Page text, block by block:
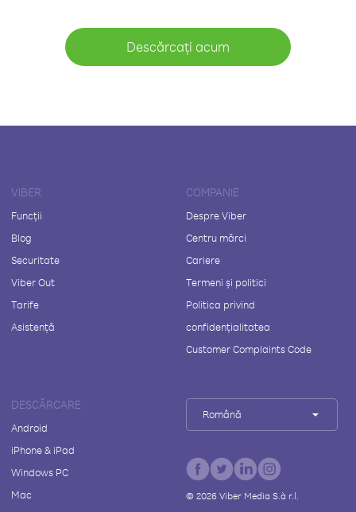
Descărcați acum
VIBER
Funcții
Blog
Securitate
Viber Out
Tarife
Asistență
COMPANIE
Despre Viber
Centru mărci
Cariere
Termeni și politici
Politica privind
confidențialitatea
Customer Complaints Code
DESCĂRCARE
Android
iPhone & iPad
Windows PC
Mac
Română
© 2026Viber Media S.à r.l.